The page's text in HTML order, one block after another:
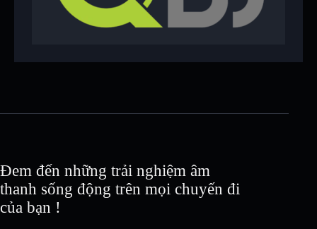
Đem đến những trải nghiệm âm
thanh sống động trên mọi chuyến đi
của bạn !